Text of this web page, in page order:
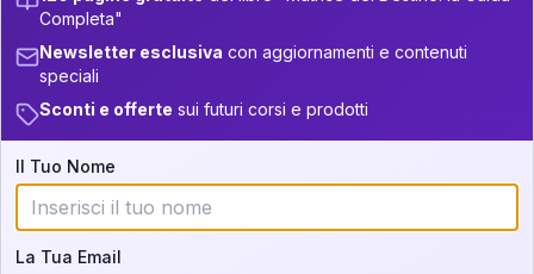
16-17.5 +6 10
17.5-18.5 +3 18
38.5-39
Analisi, Significato e
Interpretazione
Clicca su ogni zona per leggere la definizione e
Zona del Ritratto
Importanza:
Completa"
Newsletter esclusiva con aggiornamenti e contenuti
speciali
Sconti e offerte sui futuri corsi e prodotti
Il Tuo Nome
La Tua Email